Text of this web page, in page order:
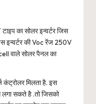
का सोलर इन्वर्टर जिस
की Voc रेंज 250V
वाले सोलर पैनल का
मिलता है. इस
सकते है .तो जिसको